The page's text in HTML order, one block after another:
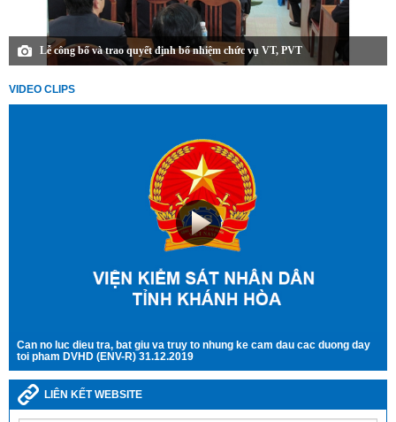
Lễ công bố và trao quyết định bổ nhiệm chức vụ VT, PVT
VIDEO CLIPS
Can no luc dieu tra, bat giu va truy to nhung ke cam dau cac duong day
toi pham DVHD (ENV-R) 31.12.2019
LIÊN KẾT WEBSITE